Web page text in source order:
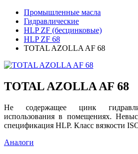
Промышленные масла
Гидравлические
HLP ZF (бесцинковые)
HLP ZF 68
TOTAL AZOLLA AF 68
TOTAL AZOLLA AF 68
Не содержащее цинк
использования в помещениях.
спецификация HLP. Класс вязкости
Аналоги